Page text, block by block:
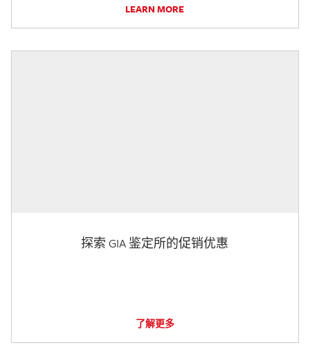
LEARN MORE
探索 GIA 鉴定所的促销优惠
了解更多